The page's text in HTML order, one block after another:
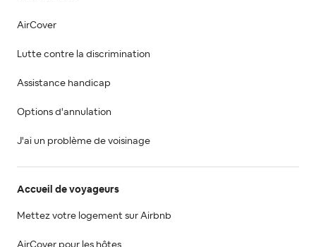
AirCover
Lutte contre la discrimination
Assistance handicap
Options d'annulation
J'ai un problème de voisinage
Accueil de voyageurs
Mettez votre logement sur Airbnb
AirCover pour les hôtes